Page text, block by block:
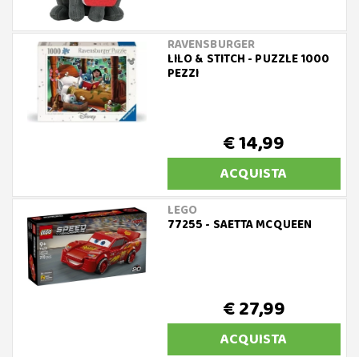
RAVENSBURGER
LILO & STITCH - PUZZLE 1000
PEZZI
€ 14,99
ACQUISTA
LEGO
77255 - SAETTA MCQUEEN
€ 27,99
ACQUISTA